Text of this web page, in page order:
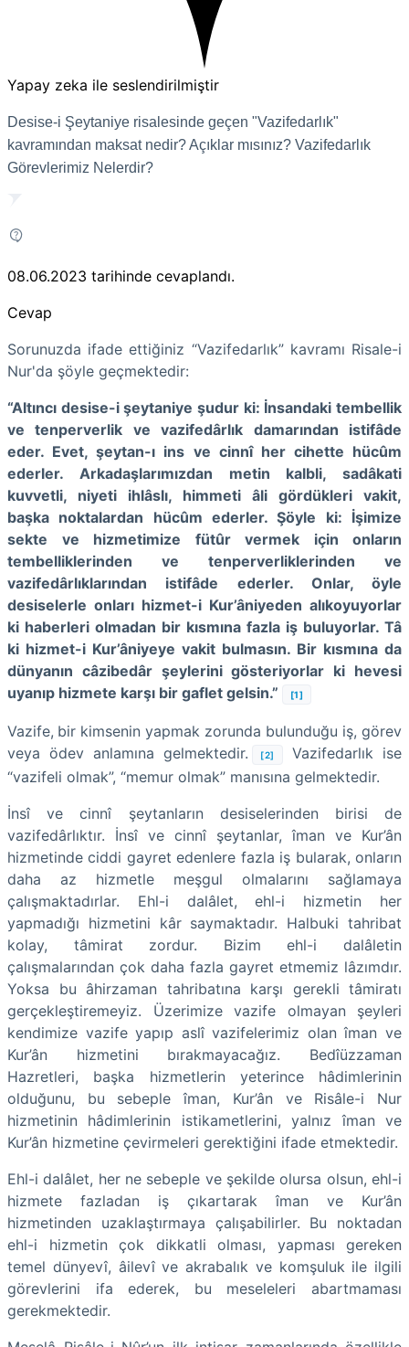
Yapay zeka ile seslendirilmiştir
Desise-i Şeytaniye risalesinde geçen "Vazifedarlık"
kavramından maksat nedir? Açıklar mısınız? Vazifedarlık
Görevlerimiz Nelerdir?
08.06.2023 tarihinde cevaplandı.
Cevap
Sorunuzda ifade ettiğiniz “Vazifedarlık” kavramı Risale-i
Nur'da şöyle geçmektedir:
“Altıncı desise-i şeytaniye şudur ki: İnsandaki tembellik
ve tenperverlik ve vazifedârlık damarından istifâde
eder. Evet, şeytan-ı ins ve cinnî her cihette hücûm
ederler. Arkadaşlarımızdan metin kalbli, sadâkati
kuvvetli, niyeti ihlâslı, himmeti âli gördükleri vakit,
başka noktalardan hücûm ederler. Şöyle ki: İşimize
sekte ve hizmetimize fütûr vermek için onların
tembelliklerinden ve tenperverliklerinden ve
vazifedârlıklarından istifâde ederler. Onlar, öyle
desiselerle onları hizmet-i Kur’âniyeden alıkoyuyorlar
ki haberleri olmadan bir kısmına fazla iş buluyorlar. Tâ
ki hizmet-i Kur’âniyeye vakit bulmasın. Bir kısmına da
dünyanın câzibedâr şeylerini gösteriyorlar ki hevesi
uyanıp hizmete karşı bir gaflet gelsin.”
[1]
Vazife, bir kimsenin yapmak zorunda bulunduğu iş, görev
veya ödev anlamına gelmektedir.
[2]
Vazifedarlık ise
“vazifeli olmak”, “memur olmak” manısına gelmektedir.
İnsî ve cinnî şeytanların desiselerinden birisi de
vazifedârlıktır. İnsî ve cinnî şeytanlar, îman ve Kur’ân
hizmetinde ciddi gayret edenlere fazla iş bularak, onların
daha az hizmetle meşgul olmalarını sağlamaya
çalışmaktadırlar. Ehl-i dalâlet, ehl-i hizmetin her
yapmadığı hizmetini kâr saymaktadır. Halbuki tahribat
kolay, tâmirat zordur. Bizim ehl-i dalâletin
çalışmalarından çok daha fazla gayret etmemiz lâzımdır.
Yoksa bu âhirzaman tahribatına karşı gerekli tâmiratı
gerçekleştiremeyiz. Üzerimize vazife olmayan şeyleri
kendimize vazife yapıp aslî vazifelerimiz olan îman ve
Kur’ân hizmetini bırakmayacağız. Bedîüzzaman
Hazretleri, başka hizmetlerin yeterince hâdimlerinin
olduğunu, bu sebeple îman, Kur’ân ve Risâle-i Nur
hizmetinin hâdimlerinin istikametlerini, yalnız îman ve
Kur’ân hizmetine çevirmeleri gerektiğini ifade etmektedir.
Ehl-i dalâlet, her ne sebeple ve şekilde olursa olsun, ehl-i
hizmete fazladan iş çıkartarak îman ve Kur’ân
hizmetinden uzaklaştırmaya çalışabilirler. Bu noktadan
ehl-i hizmetin çok dikkatli olması, yapması gereken
temel dünyevî, âilevî ve akrabalık ve komşuluk ile ilgili
görevlerini ifa ederek, bu meseleleri abartmaması
gerekmektedir.